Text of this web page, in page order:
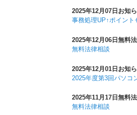
2025年12月07日 お知
事務処理UP↑ポイント
2025年12月06日 無料
無料法律相談
2025年12月01日お知
2025年度第3回パソコ
2025年11月17日 無料
無料法律相談